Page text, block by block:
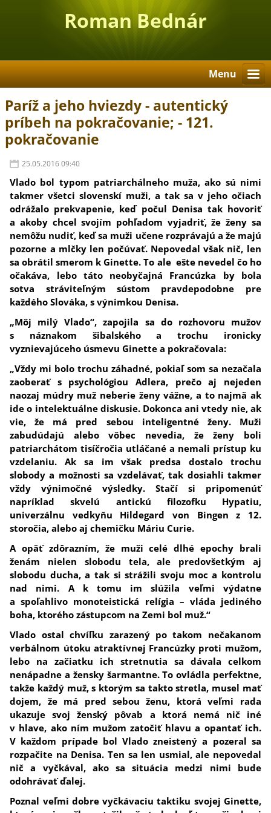
Roman Bednár
Menu
Paríž a jeho hviezdy - autentický
príbeh na pokračovanie; - 121.
pokračovanie
25.05.2016 09:40
Vlado bol typom patriarchálneho muža, ako sú nimi
takmer všetci slovenskí muži, a tak sa v jeho očiach
odrážalo prekvapenie, keď počul Denisa tak hovoriť
a akoby chcel svojím pohľadom vyjadriť, že ženy sa
nemôžu nudiť, keď sa muži učene rozprávajú a že majú
pozorne a mlčky len počúvať. Nepovedal však nič, len
sa obrátil smerom k Ginette. To ale ešte nevedel čo ho
očakáva, lebo táto neobyčajná Francúzka by bola
sotva stráviteľným sústom pravdepodobne pre
každého Slováka, s výnimkou Denisa.
„Môj milý Vlado“, zapojila sa do rozhovoru mužov
s náznakom šibalského a trochu ironicky
vyznievajúceho úsmevu Ginette a pokračovala:
„Vždy mi bolo trochu záhadné, pokiaľ som sa nezačala
zaoberať s psychológiou Adlera, prečo aj nejeden
naozaj múdry muž neberie ženy vážne, a to najmä ak
ide o intelektuálne diskusie. Dokonca ani vtedy nie, ak
vie, že má pred sebou inteligentné ženy. Muži
zabudúdajú alebo vôbec nevedia, že ženy boli
patriarchátom tisíčročia utláčané a nemali prístup ku
vzdelaniu. Ak sa im však predsa dostalo trochu
slobody a možnosti sa vzdelávať, tak dosiahli takmer
vždy výnimočné výsledky. Stačí si pripomenúť
napríklad skvelú antickú filozofku Hypatiu,
univerzálnu vedkyňu Hildegard von Bingen z 12.
storočia, alebo aj chemičku Máriu Curie.
A opäť zdôrazním, že muži celé dlhé epochy brali
ženám nielen slobodu tela, ale predovšetkým aj
slobodu ducha, a tak si strážili svoju moc a kontrolu
nad nimi. A k tomu im slúžila veľmi výdatne
a spoľahlivo monoteistická relígia – vláda jediného
boha, ktorého zástupcom na Zemi bol muž.“
Vlado ostal chvíľku zarazený po takom nečakanom
verbálnom útoku atraktívnej Francúzky proti mužom,
lebo na začiatku ich stretnutia sa dávala celkom
nenápadne a žensky šarmantne. To ovládla perfektne,
takže každý muž, s ktorým sa takto stretla, musel mať
dojem, že má pred sebou ženu, ktorá veľmi rada
ukazuje svoj ženský pôvab a ktorá nemá nič iné
v hlave, ako ním mužom zatočiť hlavu a opantať ich.
V každom prípade bol Vlado zneistený a pozeral sa
rozpačite na Denisa. Ten sa len usmial, ale nepovedal
nič a vyčkával, ako sa situácia medzi nimi bude
odohrávať ďalej.
Poznal veľmi dobre vyčkávaciu taktiku svojej Ginette,